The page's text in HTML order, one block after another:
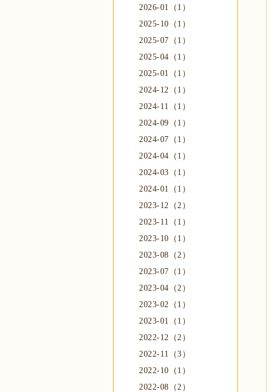
2026-01（1）
2025-10（1）
2025-07（1）
2025-04（1）
2025-01（1）
2024-12（1）
2024-11（1）
2024-09（1）
2024-07（1）
2024-04（1）
2024-03（1）
2024-01（1）
2023-12（2）
2023-11（1）
2023-10（1）
2023-08（2）
2023-07（1）
2023-04（2）
2023-02（1）
2023-01（1）
2022-12（2）
2022-11（3）
2022-10（1）
2022-08（2）